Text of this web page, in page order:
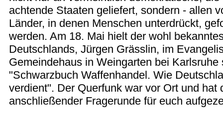
achtende Staaten geliefert, sondern - allen
Länder, in denen Menschen unterdrückt,
werden. Am 18. Mai hielt der wohl
Deutschlands, Jürgen Grässlin, im
Gemeindehaus in Weingarten bei Karlsruhe
"Schwarzbuch Waffenhandel. Wie
verdient". Der Querfunk war vor Ort und hat
anschließender Fragerunde für euch